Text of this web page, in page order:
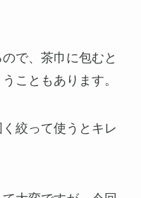
で、茶巾に包むと
こともあります。
絞って使うとキレ